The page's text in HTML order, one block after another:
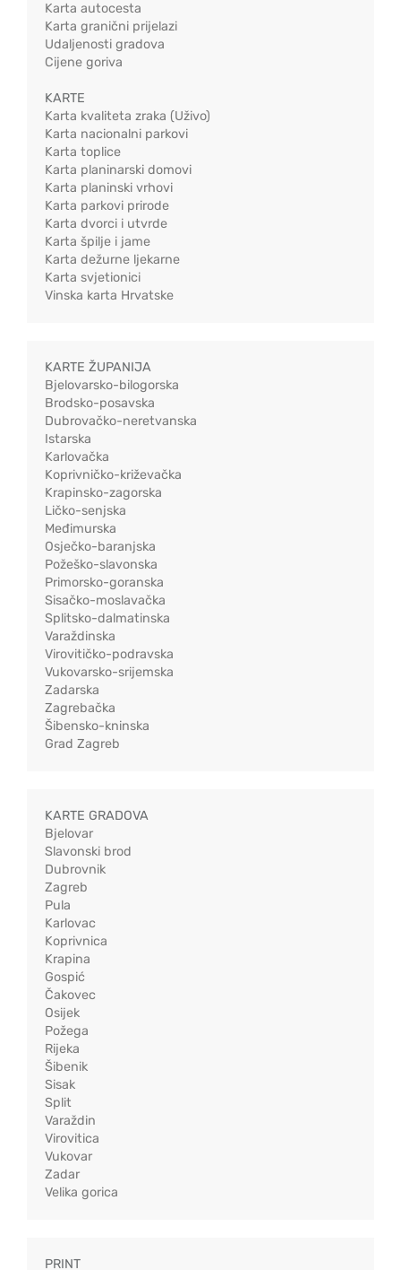
Karta autocesta
Karta granični prijelazi
Udaljenosti gradova
Cijene goriva
KARTE
Karta kvaliteta zraka (Uživo)
Karta nacionalni parkovi
Karta toplice
Karta planinarski domovi
Karta planinski vrhovi
Karta parkovi prirode
Karta dvorci i utvrde
Karta špilje i jame
Karta dežurne ljekarne
Karta svjetionici
Vinska karta Hrvatske
KARTE ŽUPANIJA
Bjelovarsko-bilogorska
Brodsko-posavska
Dubrovačko-neretvanska
Istarska
Karlovačka
Koprivničko-križevačka
Krapinsko-zagorska
Ličko-senjska
Međimurska
Osječko-baranjska
Požeško-slavonska
Primorsko-goranska
Sisačko-moslavačka
Splitsko-dalmatinska
Varaždinska
Virovitičko-podravska
Vukovarsko-srijemska
Zadarska
Zagrebačka
Šibensko-kninska
Grad Zagreb
KARTE GRADOVA
Bjelovar
Slavonski brod
Dubrovnik
Zagreb
Pula
Karlovac
Koprivnica
Krapina
Gospić
Čakovec
Osijek
Požega
Rijeka
Šibenik
Sisak
Split
Varaždin
Virovitica
Vukovar
Zadar
Velika gorica
PRINT